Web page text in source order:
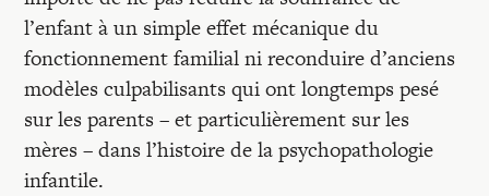
l’enfant à un simple effet mécanique du
fonctionnement familial ni reconduire d’anciens
modèles culpabilisants qui ont longtemps pesé
sur les parents – et particulièrement sur les
mères – dans l’histoire de la psychopathologie
infantile.